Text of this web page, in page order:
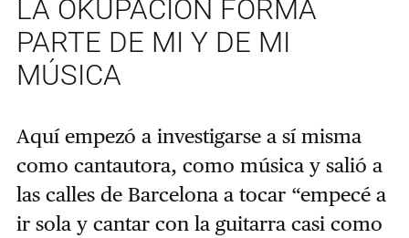
LA OKUPACIÓN FORMA
PARTE DE MI Y DE MI
MÚSICA
Aquí empezó a investigarse a sí misma
como cantautora, como música y salió a
las calles de Barcelona a tocar “empecé a
ir sola y cantar con la guitarra casi como